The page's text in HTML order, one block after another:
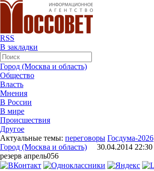
RSS
В закладки
Город (Москва и область)
Общество
Власть
Мнения
В России
В мире
Происшествия
Другое
Актуальные темы: переговоры Госдума-2026
Город (Москва и область) 30.04.2014 22:30
резерв апрель056